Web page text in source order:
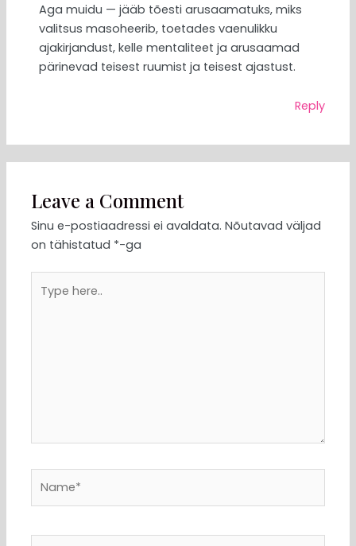
Aga muidu — jääb tõesti arusaamatuks, miks
valitsus masoheerib, toetades vaenulikku
ajakirjandust, kelle mentaliteet ja arusaamad
pärinevad teisest ruumist ja teisest ajastust.
Reply
Leave a Comment
Sinu e-postiaadressi ei avaldata. Nõutavad väljad
on tähistatud *-ga
here..